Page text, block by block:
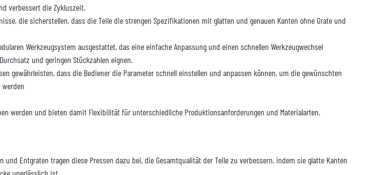
verbessert die Zykluszeit.
die sicherstellen, dass die Teile die strengen Spezifikationen mit glatten und genauen Kanten ohne Grate und
Werkzeugsystem ausgestattet, das eine einfache Anpassung und einen schnellen Werkzeugwechsel
und geringen Stückzahlen eignen.
gewährleisten, dass die Bediener die Parameter schnell einstellen und anpassen können, um die gewünschten
werden und bieten damit Flexibilität für unterschiedliche Produktionsanforderungen und Materialarten.
und Entgraten tragen diese Pressen dazu bei, die Gesamtqualität der Teile zu verbessern, indem sie glatte Kanten